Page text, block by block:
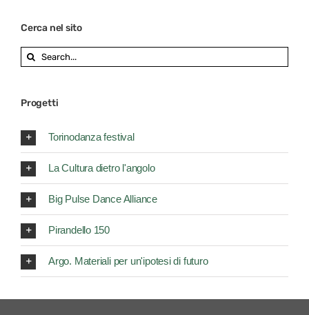
Cerca nel sito
Search
for:
Progetti
Torinodanza festival
La Cultura dietro l'angolo
Big Pulse Dance Alliance
Pirandello 150
Argo. Materiali per un'ipotesi di futuro